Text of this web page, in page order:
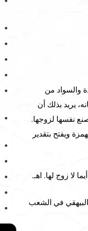
والسواد من
يريد بذلك أن
نفسها لزوجها.
ويفتح بتقدير
والبيهقي في الشعب